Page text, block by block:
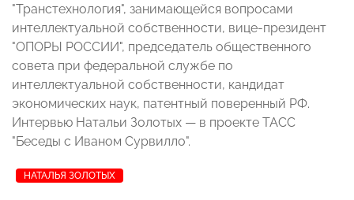
"Транстехнология", занимающейся вопросами
интеллектуальной собственности, вице-президент
"ОПОРЫ РОССИИ", председатель общественного
совета при федеральной службе по
интеллектуальной собственности, кандидат
экономических наук, патентный поверенный РФ.
Интервью Натальи Золотых — в проекте ТАСС
"Беседы с Иваном Сурвилло".
НАТАЛЬЯ ЗОЛОТЫХ